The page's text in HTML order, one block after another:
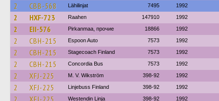
2 CBB-568 Lähilinjat 7495 1992
2 HXF-723 Raahen 147910 1992
2 EII-576 Pirkanmaa, прочие 18866 1992
2 CBH-215 Espoon Auto 7573 1992
2 CBH-215 Stagecoach Finland 7573 1992
2 CBH-215 Concordia Bus 7573 1992
2 XFJ-225 M. V. Wikström 398-92 1992
2 XFJ-225 Linjebuss Finland 398-92 1992
2 XFJ-225 Westendin Linja 398-92 1992